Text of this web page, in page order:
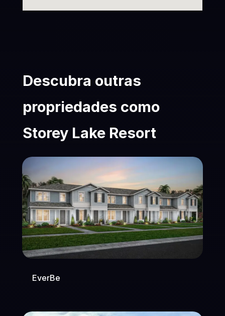
Descubra outras
propriedades como
Storey Lake Resort
EverBe